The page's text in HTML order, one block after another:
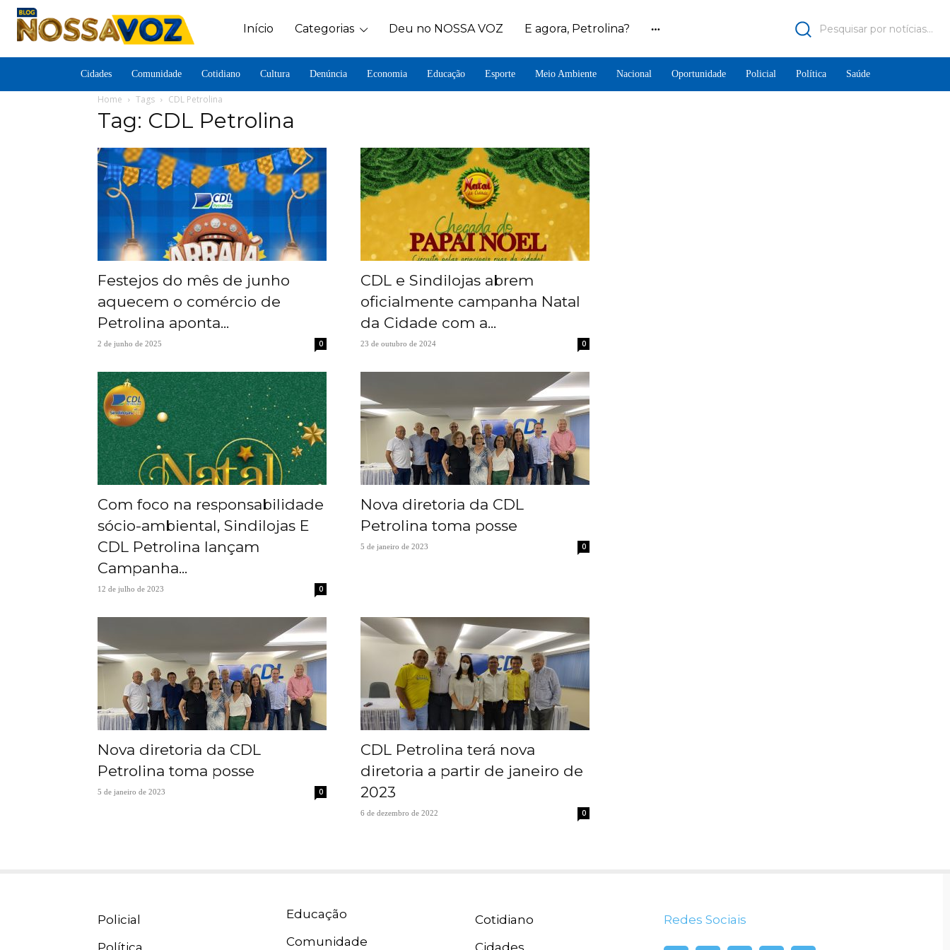
Início Categorias Deu no NOSSA VOZ E agora, Petrolina? Pesquisar por notícias...
Cidades Comunidade Cotidiano Cultura Denúncia Economia Educação Esporte Meio Ambiente Nacional Oportunidade Policial Política Saúde
Home Tags CDL Petrolina
Tag: CDL Petrolina
Festejos do mês de junho
aquecem o comércio de
Petrolina aponta...
2 de junho de 2025 0
CDL e Sindilojas abrem
oficialmente campanha Natal
da Cidade com a...
23 de outubro de 2024 0
Com foco na responsabilidade
sócio-ambiental, Sindilojas E
CDL Petrolina lançam
Campanha...
12 de julho de 2023 0
Nova diretoria da CDL
Petrolina toma posse
5 de janeiro de 2023 0
Nova diretoria da CDL
Petrolina toma posse
5 de janeiro de 2023 0
CDL Petrolina terá nova
diretoria a partir de janeiro de
2023
6 de dezembro de 2022 0
Policial
Política
Educação
Comunidade
Cotidiano
Cidades
Redes Sociais